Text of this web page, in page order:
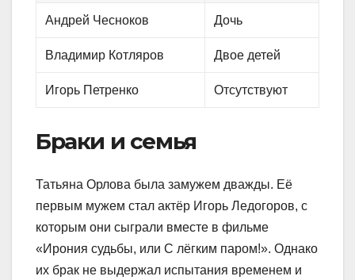
Андрей Чесноков Дочь
Владимир Котляров Двое детей
Игорь Петренко Отсутствуют
Браки и семья
Татьяна Орлова была замужем дважды. Её
первым мужем стал актёр Игорь Ледогоров, с
которым они сыграли вместе в фильме
«Ирония судьбы, или С лёгким паром!». Однако
их брак не выдержал испытания временем и